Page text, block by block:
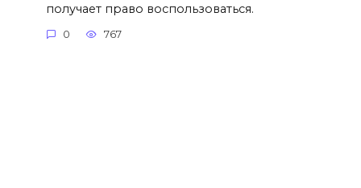
получает право воспользоваться.
0 767